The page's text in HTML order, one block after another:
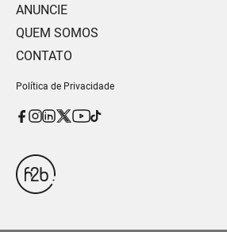
ANUNCIE
QUEM SOMOS
CONTATO
Política de Privacidade